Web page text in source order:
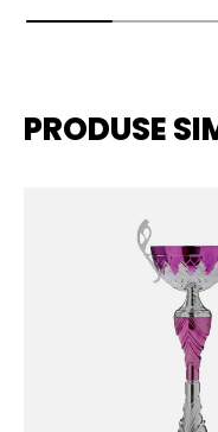
PRODUSE